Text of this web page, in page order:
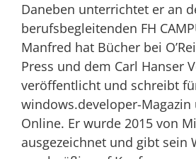
Daneben unterrichtet er an
berufsbegleitenden FH
Manfred hat Bücher bei
Press und dem Carl Hanser
veröffentlicht und schreibt
windows.developer-Magazin
Online. Er wurde 2015 von
ausgezeichnet und gibt sein